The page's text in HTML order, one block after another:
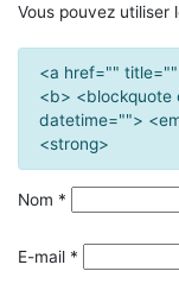
Vous pouvez utiliser
<a href=""
<b>
datetime="">
<strong>
Nom *
E-mail *